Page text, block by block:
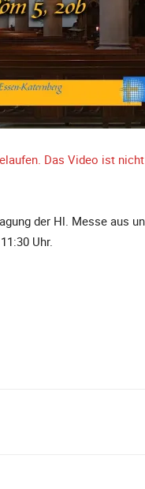
Das Video ist
der Hl. Messe aus
Uhr.